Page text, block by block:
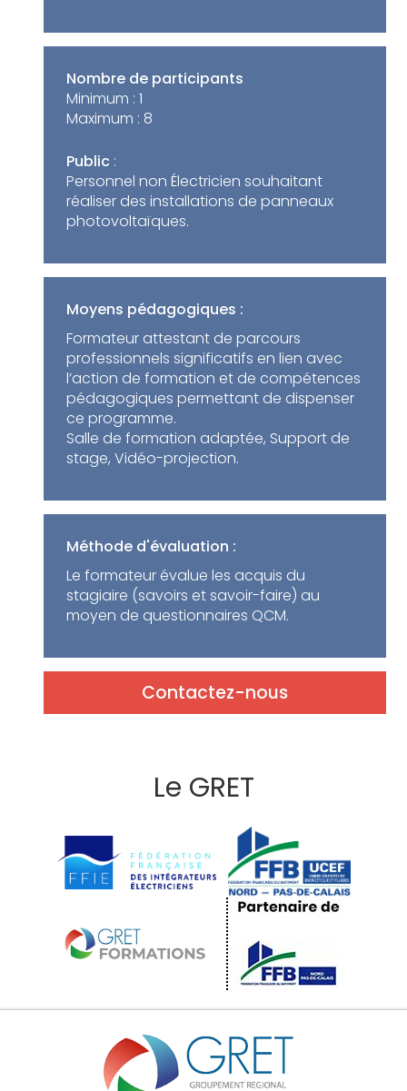
Nombre de participants
Minimum : 1
Maximum : 8
Public :
Personnel non Électricien souhaitant
réaliser des installations de panneaux
photovoltaïques.
Moyens pédagogiques :
Formateur attestant de parcours
professionnels significatifs en lien avec
l’action de formation et de compétences
pédagogiques permettant de dispenser
ce programme.
Salle de formation adaptée, Support de
stage, Vidéo-projection.
Méthode d'évaluation :
Le formateur évalue les acquis du
stagiaire (savoirs et savoir-faire) au
moyen de questionnaires QCM.
Contactez-nous
Le GRET